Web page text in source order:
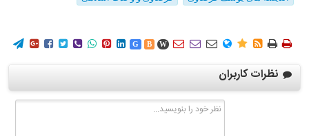
        G B W        
نظرات کاربران